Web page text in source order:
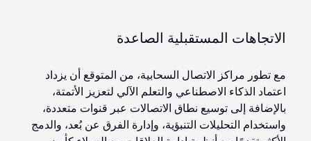
الاتجاهات المستقبلية الصاعدة
مع تطور مراكز الاتصال السحابية، من المتوقع أن يزداد
اعتماد الذكاء الاصطناعي والتعلم الآلي لتعزيز الأتمتة،
بالإضافة إلى توسيع نطاق الاتصالات عبر قنوات متعددة،
واستخدام التحليلات التنبؤية، وإدارة الفرق عن بُعد، والدمج